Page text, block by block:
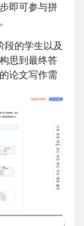
即可参与拼
段的学生以及
思到最终答
论文写作需